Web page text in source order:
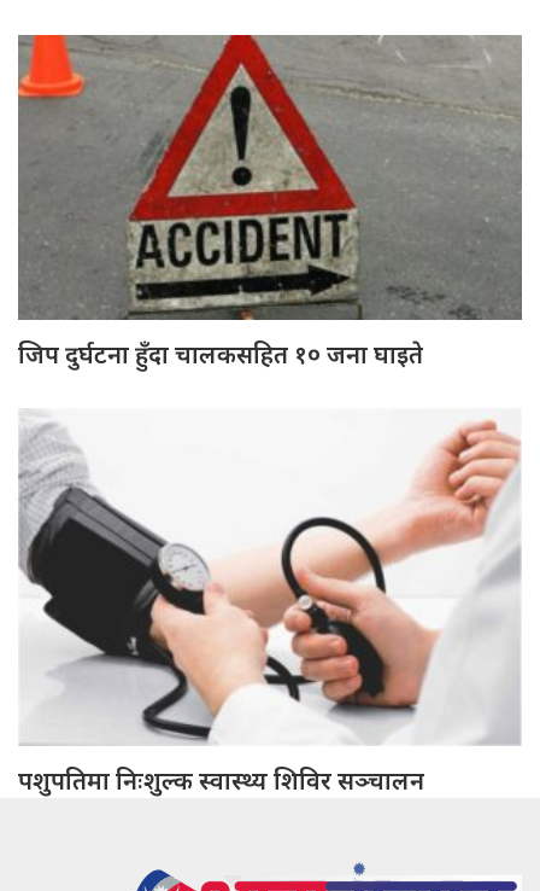
जिप दुर्घटना हुँदा चालकसहित १० जना घाइते
पशुपतिमा निःशुल्क स्वास्थ्य शिविर सञ्चालन